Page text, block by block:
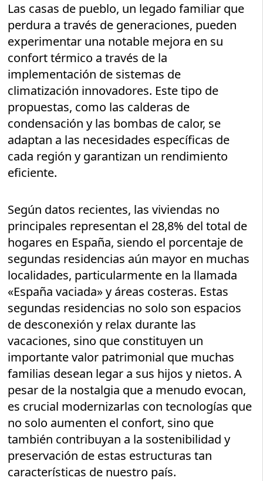
Las casas de pueblo, un legado familiar que
perdura a través de generaciones, pueden
experimentar una notable mejora en su
confort térmico a través de la
implementación de sistemas de
climatización innovadores. Este tipo de
propuestas, como las calderas de
condensación y las bombas de calor, se
adaptan a las necesidades específicas de
cada región y garantizan un rendimiento
eficiente.
Según datos recientes, las viviendas no
principales representan el 28,8% del total de
hogares en España, siendo el porcentaje de
segundas residencias aún mayor en muchas
localidades, particularmente en la llamada
«España vaciada» y áreas costeras. Estas
segundas residencias no solo son espacios
de desconexión y relax durante las
vacaciones, sino que constituyen un
importante valor patrimonial que muchas
familias desean legar a sus hijos y nietos. A
pesar de la nostalgia que a menudo evocan,
es crucial modernizarlas con tecnologías que
no solo aumenten el confort, sino que
también contribuyan a la sostenibilidad y
preservación de estas estructuras tan
características de nuestro país.